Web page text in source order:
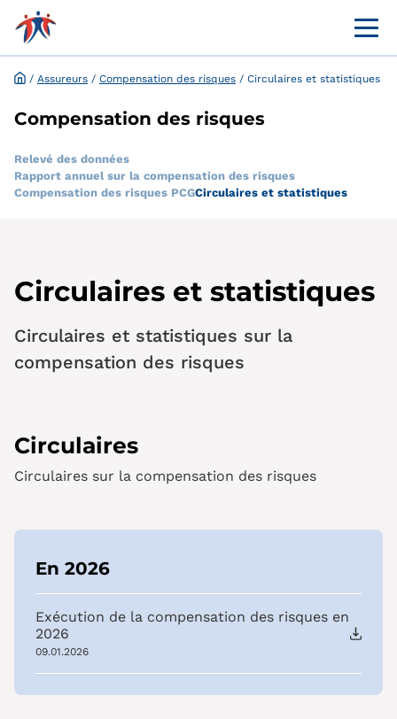
Menü
/ Assureurs / Compensation des risques / Circulaires et statistiques
Compensation des risques
Relevé des données
Rapport annuel sur la compensation des risques
Compensation des risques PCGCirculaires et statistiques
Circulaires et statistiques
Circulaires et statistiques sur la
compensation des risques
Circulaires
Circulaires sur la compensation des risques
En 2026
Exécution de la compensation des risques en
2026
09.01.2026